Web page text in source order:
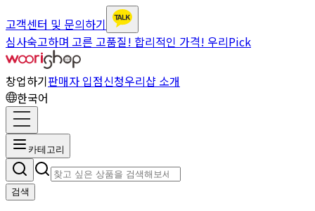
고객센터 및 문의하기
심사숙고하며 고른 고품질! 합리적인 가격! 우리Pick
창업하기판매자 입점신청우리샵 소개
한국어
카테고리
검색